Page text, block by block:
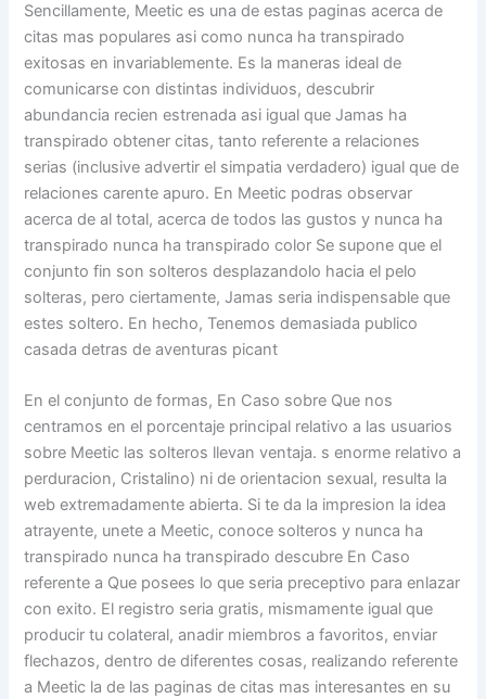
Sencillamente, Meetic es una de estas paginas acerca de
citas mas populares asi­ como nunca ha transpirado
exitosas en invariablemente. Es la maneras ideal de
comunicarse con distintas individuos, descubrir
abundancia recien estrenada asi igual que Jamas ha
transpirado obtener citas, tanto referente a relaciones
serias (inclusive advertir el simpatia verdadero) igual que de
relaciones carente apuro. En Meetic podras observar
acerca de al total, acerca de todos las gustos y nunca ha
transpirado nunca ha transpirado color Se supone que el
conjunto fin son solteros desplazandolo hacia el pelo
solteras, pero ciertamente, Jamas seria indispensable que
estes soltero. En hecho, Tenemos demasiada publico
casada detras de aventuras picant
En el conjunto de formas, En Caso sobre Que nos
centramos en el porcentaje principal relativo a las usuarios
sobre Meetic las solteros llevan ventaja. s enorme relativo a
perduracion, Cristalino) ni de orientacion sexual, resulta la
web extremadamente abierta. Si te da la impresion la idea
atrayente, unete a Meetic, conoce solteros y nunca ha
transpirado nunca ha transpirado descubre En Caso
referente a Que posees lo que seria preceptivo para enlazar
con exito. El registro seria gratis, mismamente igual que
producir tu colateral, anadir miembros a favoritos, enviar
flechazos, dentro de diferentes cosas, realizando referente
a Meetic la de las paginas de citas mas interesantes en su